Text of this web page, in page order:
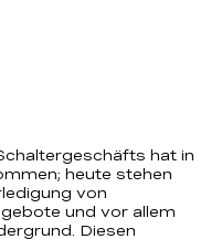
hat in
heute stehen
von
und vor allem
Diesen